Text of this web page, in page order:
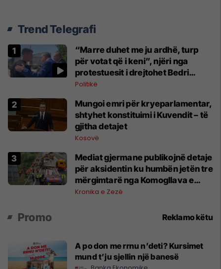
Trend Telegrafi
“Marre duhet me ju ardhë, turp
për votat që i keni”, njëri nga
protestuesit i drejtohet Bedri
Hamzës
Politikë
Mungoi emri për kryeparlamentar,
shtyhet konstituimi i Kuvendit – të
gjitha detajet
Kosovë
Mediat gjermane publikojnë detaje
për aksidentin ku humbën jetën tre
mërgimtarë nga Komogllava e
Ferizajt
Kronika e Zezë
Promo Reklamo këtu
A po don me rrnu n’deti? Kursimet
mund t’ju sjellin një banesë